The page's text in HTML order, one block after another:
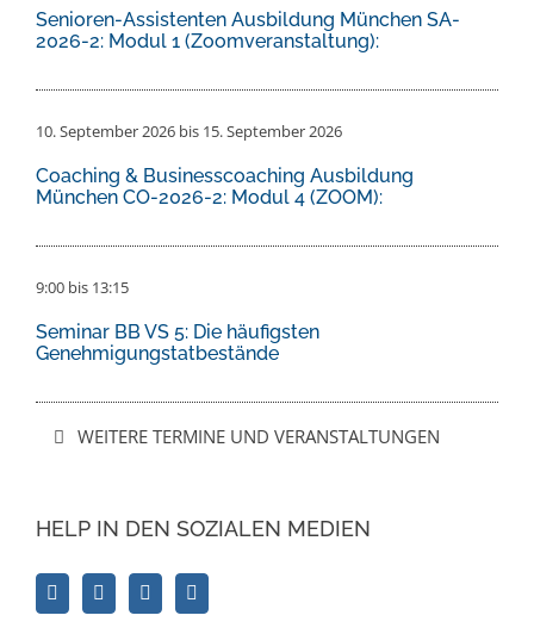
Senioren-Assistenten Ausbildung München SA-
2026-2: Modul 1 (Zoomveranstaltung):
10. September 2026 bis 15. September 2026
Coaching & Businesscoaching Ausbildung
München CO-2026-2: Modul 4 (ZOOM):
9:00 bis 13:15
Seminar BB VS 5: Die häufigsten
Genehmigungstatbestände
WEITERE TERMINE UND VERANSTALTUNGEN
HELP IN DEN SOZIALEN MEDIEN